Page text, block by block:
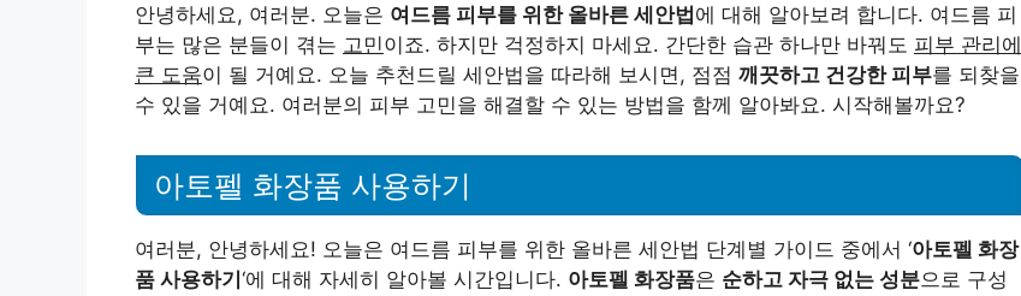
안녕하세요, 여러분. 오늘은 여드름 피부를 위한 올바른 세안법에 대해 알아보려 합니다. 여드름 피
부는 많은 분들이 겪는 고민이죠. 하지만 걱정하지 마세요. 간단한 습관 하나만 바꿔도 피부 관리에
큰 도움이 될 거예요. 오늘 추천드릴 세안법을 따라해 보시면, 점점 깨끗하고 건강한 피부를 되찾을
수 있을 거예요. 여러분의 피부 고민을 해결할 수 있는 방법을 함께 알아봐요. 시작해볼까요?
아토펠 화장품 사용하기
여러분, 안녕하세요! 오늘은 여드름 피부를 위한 올바른 세안법 단계별 가이드 중에서 ‘아토펠 화장
품 사용하기 ‘에 대해 자세히 알아볼 시간입니다. 아토펠 화장품은 순하고 자극 없는 성분으로 구성